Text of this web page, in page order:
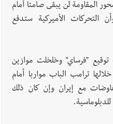
المقاومة لن يبقى صامتا أمام
التحركات الأميركية ستدفع
توقيع "فرساي" وخلخلت موازين
ترامب الباب مواربا أمام
مع إيران وإن كان ذلك